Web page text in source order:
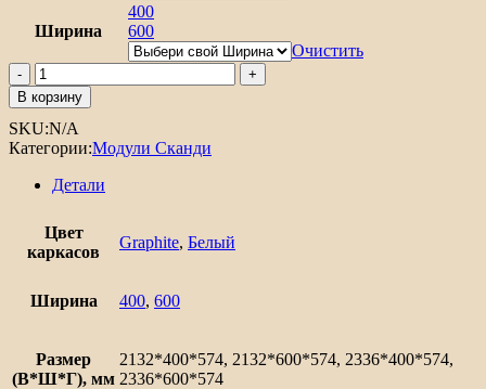
Ширина
400
600
Очистить
Количество
товара
Шкаф
пенал
с
мя
Сканди
В корзину
SKU:N/A
Категории:Модули Сканди
Детали
Цвет
каркасов
Graphite, Белый
Ширина 400, 600
Размер
(В*Ш*Г), мм
2132*400*574, 2132*600*574, 2336*400*574,
2336*600*574